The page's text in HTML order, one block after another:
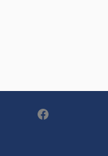
Partecipa -